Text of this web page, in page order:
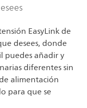
EasyLink de
desees, donde
puedes añadir y
diferentes sin
alimentación
para que se